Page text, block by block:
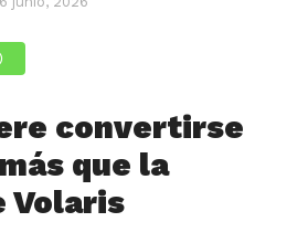
convertirse
que la
Volaris